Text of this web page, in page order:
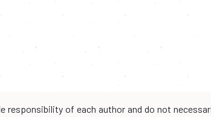
responsibility of each author and do not